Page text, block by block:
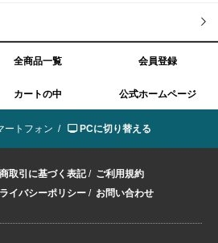
全商品一覧 会員登録
カートの中 公式ホームページ
ートフォン / PCに切り替える
取引に基づく表記/ ご利用規約
イバシーポリシー / お問い合わせ